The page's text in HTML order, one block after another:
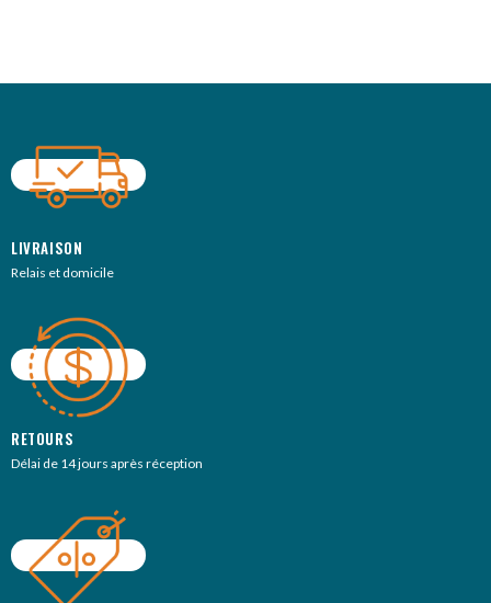
LIVRAISON
Relais et domicile
RETOURS
Délai de 14 jours après réception